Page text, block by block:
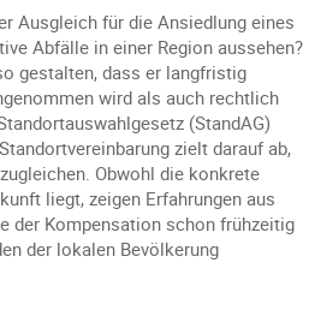
Ausgleich für die Ansiedlung eines
Abfälle in einer Region aussehen?
gestalten, dass er langfristig
wird als auch rechtlich
(StandAG)
zielt darauf ab,
Obwohl die konkrete
liegt, zeigen Erfahrungen aus
der Kompensation schon frühzeitig
der lokalen Bevölkerung